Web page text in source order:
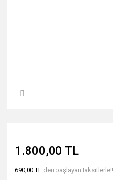
1.800,00 TL
690,00 TL den başlayan taksitlerle!!